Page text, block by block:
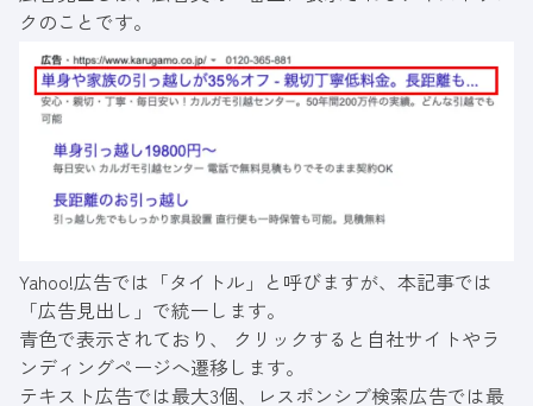
クのことです。
Yahoo!広告では「タイトル」と呼びますが、本記事では
「広告見出し」で統一します。
青色で表示されており、 クリックすると自社サイトやラ
ンディングページへ遷移します。
テキスト広告では最大3個、レスポンシブ検索広告では最